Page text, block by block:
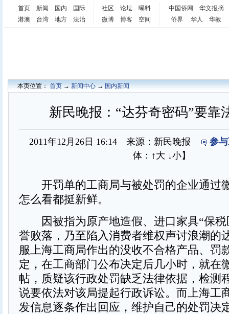
首页 新闻 国内
国际
港澳
台湾 地方 法治
社区 论坛
曝料
微博
博客 空间
中国侨网
华文报摘
侨界
华人 华教
本页位置：首页→新闻中心→国内新闻
新民晚报：“达芬奇密码”要靠
2011年12月26日 16:14 来源：新民晚报
参
体： ↑大 ↓小】
开罚单的工商局与被处罚的企业通过
怎么看都挺新鲜。
因被指为原产地造假、进口家具“保税
誉败落，乃至陷入消费者维权声讨浪潮的
服上海工商局作出的没收不合格产品、罚
定，在工商部门公布决定后几小时，就在
帖，质疑该行政处罚缺乏法律依据，检测
说要依法对该局提起行政诉讼。而上海工
发信息逐条作出回应，维护自己的处罚决